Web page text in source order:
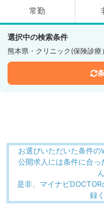
常勤
選択中の検索条件
熊本県・クリニック(保険診療）
お選びいただいた条件
公開求人には条件に合
是非、マイナビ
録